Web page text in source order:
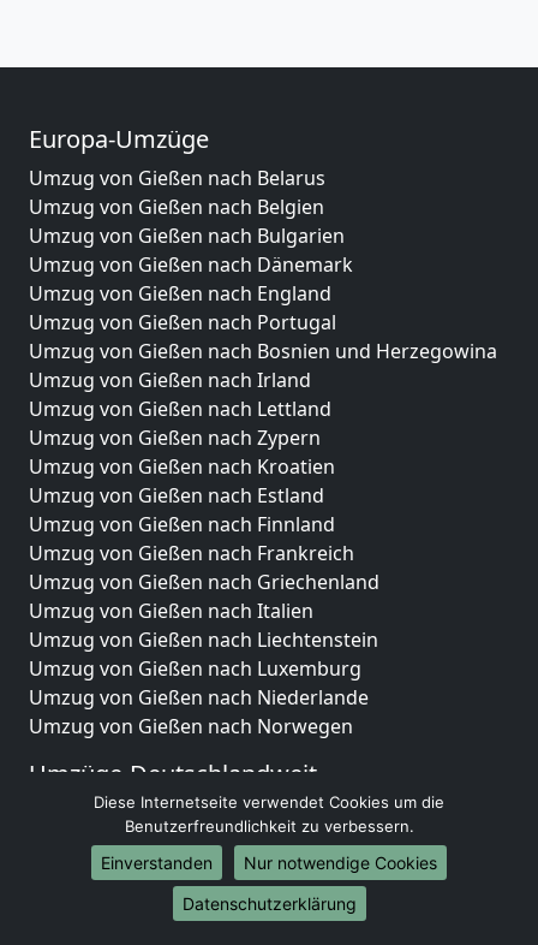
Europa-Umzüge
Umzug von Gießen nach Belarus
Umzug von Gießen nach Belgien
Umzug von Gießen nach Bulgarien
Umzug von Gießen nach Dänemark
Umzug von Gießen nach England
Umzug von Gießen nach Portugal
Umzug von Gießen nach Bosnien und Herzegowina
Umzug von Gießen nach Irland
Umzug von Gießen nach Lettland
Umzug von Gießen nach Zypern
Umzug von Gießen nach Kroatien
Umzug von Gießen nach Estland
Umzug von Gießen nach Finnland
Umzug von Gießen nach Frankreich
Umzug von Gießen nach Griechenland
Umzug von Gießen nach Italien
Umzug von Gießen nach Liechtenstein
Umzug von Gießen nach Luxemburg
Umzug von Gießen nach Niederlande
Umzug von Gießen nach Norwegen
Umzüge-Deutschlandweit
Umzug von Gießen nach Berlin
Umzug von Gießen nach Hamburg
Umzug von Gießen nach München
Umzug von Gießen nach Köln
Umzug von Gießen nach Frankfurt am Main
Diese Internetseite verwendet Cookies um die
Benutzerfreundlichkeit zu verbessern.
Einverstanden
Nur notwendige Cookies
Datenschutzerklärung